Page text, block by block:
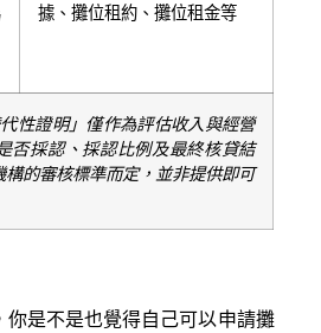
據、攤位租約、攤位租金等
性證明」僅作為評估收入與經營
否採認、採認比例及最終核貸結
的審核標準而定，並非提供即可
你是不是也覺得自己可以申請攤